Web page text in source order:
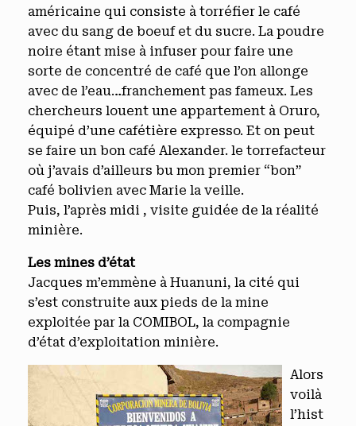
américaine qui consiste à torréfier le café
avec du sang de boeuf et du sucre. La poudre
noire étant mise à infuser pour faire une
sorte de concentré de café que l’on allonge
avec de l’eau…franchement pas fameux. Les
chercheurs louent une appartement à Oruro,
équipé d’une cafétière expresso. Et on peut
se faire un bon café Alexander. le torrefacteur
où j’avais d’ailleurs bu mon premier “bon”
café bolivien avec Marie la veille.
Puis, l’après midi , visite guidée de la réalité
minière.
Les mines d’état
Jacques m’emmène à Huanuni, la cité qui
s’est construite aux pieds de la mine
exploitée par la COMIBOL, la compagnie
d’état d’exploitation minière.
Alors
voilà
l’hist